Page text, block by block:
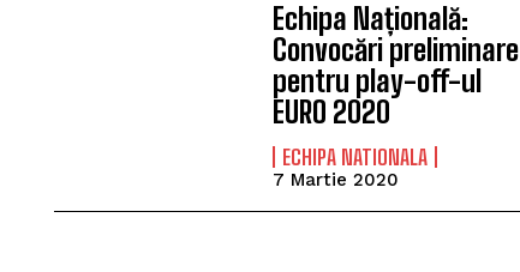
Echipa Națională:
Convocări preliminare
pentru play-off-ul
EURO 2020
ECHIPA NATIONALA
7 Martie 2020